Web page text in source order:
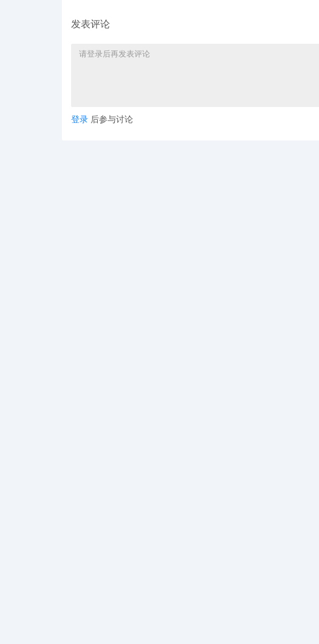
主要针对旗下七大主力品牌的130多个商标发起维
少，被告店铺多达349家。
发表评论
登录 后参与讨论